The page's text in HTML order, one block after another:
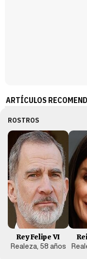
ARTÍCULOS
ROSTROS
Rey Felipe VI
Realeza, 58 años